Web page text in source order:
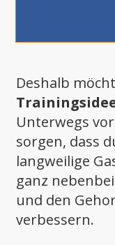
Deshalb
Unterwegs
sorgen, dass
langweilige
ganz
und den
verbessern.